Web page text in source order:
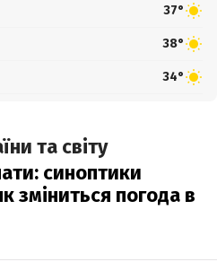
37°
38°
34°
та світу
синоптики
зміниться погода в